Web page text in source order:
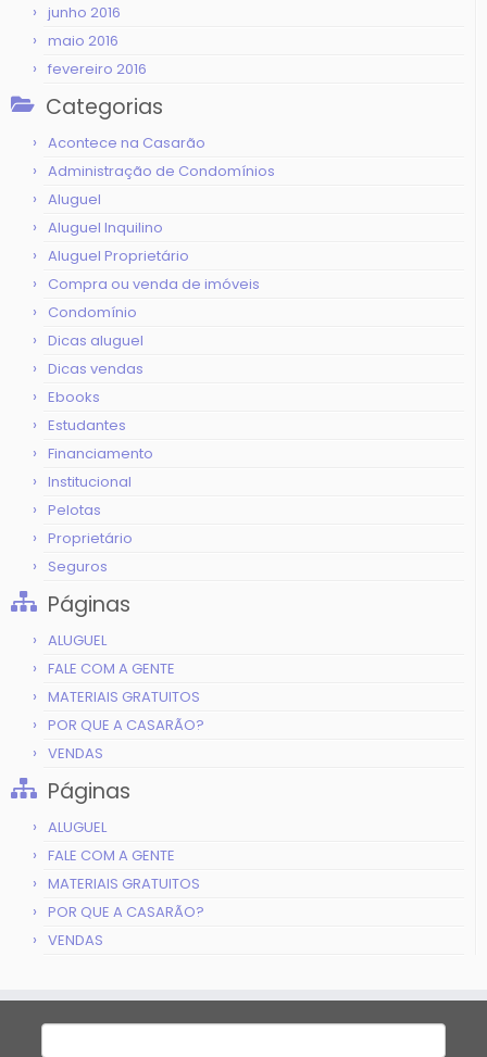
junho 2016
maio 2016
fevereiro 2016
Categorias
Acontece na Casarão
Administração de Condomínios
Aluguel
Aluguel Inquilino
Aluguel Proprietário
Compra ou venda de imóveis
Condomínio
Dicas aluguel
Dicas vendas
Ebooks
Estudantes
Financiamento
Institucional
Pelotas
Proprietário
Seguros
Páginas
ALUGUEL
FALE COM A GENTE
MATERIAIS GRATUITOS
POR QUE A CASARÃO?
VENDAS
Páginas
ALUGUEL
FALE COM A GENTE
MATERIAIS GRATUITOS
POR QUE A CASARÃO?
VENDAS
Pesquisar